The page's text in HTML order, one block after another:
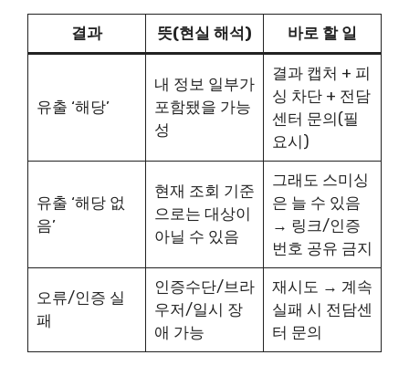
결과 뜻(현실 해석) 바로 할 일
유출 ‘해당’
내 정보 일부가
포함됐을 가능
성
결과 캡처 + 피
싱 차단 + 전담
센터 문의(필
요시)
유출 ‘해당 없
음’
현재 조회 기준
으로는 대상이
아닐 수 있음
그래도 스미싱
은 늘 수 있음
→ 링크/인증
번호 공유 금지
오류/인증 실
패
인증수단/브라
우저/일시 장
애 가능
재시도 → 계속
실패 시 전담센
터 문의